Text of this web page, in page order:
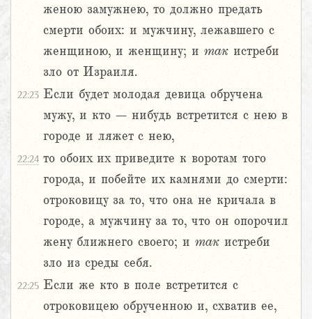
женою замужнею, то должно предать
смерти обоих: и мужчину, лежавшего с
женщиною, и женщину; и так истреби
зло от Израиля.
22:23 Если будет молодая девица обручена
мужу, и кто – нибудь встретится с нею в
городе и ляжет с нею,
22:24 то обоих их приведите к воротам того
города, и побейте их камнями до смерти:
отроковицу за то, что она не кричала в
городе, а мужчину за то, что он опорочил
жену ближнего своего; и так истреби
зло из среды себя.
22:25 Если же кто в поле встретится с
отроковицею обрученною и, схватив ее,